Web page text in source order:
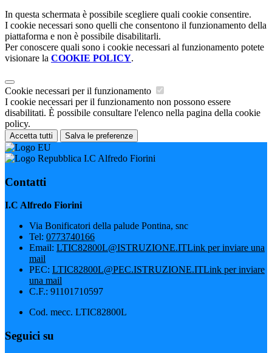
In questa schermata è possibile scegliere quali cookie consentire.
I cookie necessari sono quelli che consentono il funzionamento della
piattaforma e non è possibile disabilitarli.
Per conoscere quali sono i cookie necessari al funzionamento potete
visionare la COOKIE POLICY.
Cookie necessari per il funzionamento
I cookie necessari per il funzionamento non possono essere
disabilitati. È possibile consultare l'elenco nella pagina della cookie
policy.
Accetta tutti Salva le preferenze
I.C Alfredo Fiorini
Contatti
I.C Alfredo Fiorini
Via Bonificatori della palude Pontina, snc
Tel: 0773740166
Email: LTIC82800L@ISTRUZIONE.ITLink per inviare una
mail
PEC: LTIC82800L@PEC.ISTRUZIONE.ITLink per inviare
una mail
C.F.: 91101710597
Cod. mecc. LTIC82800L
Seguici su